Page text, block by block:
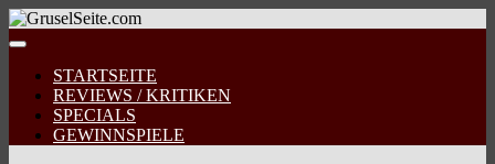
STARTSEITE
REVIEWS / KRITIKEN
SPECIALS
GEWINNSPIELE